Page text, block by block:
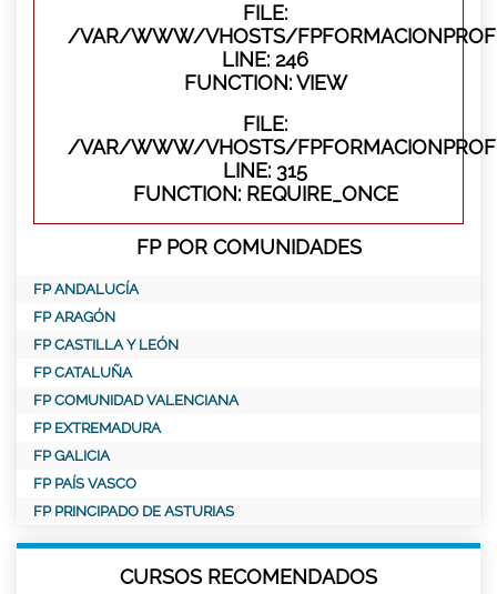
FILE:
/VAR/WWW/VHOSTS/
LINE: 246
FUNCTION: VIEW
FILE:
/VAR/WWW/VHOSTS/
LINE: 315
FUNCTION: REQUIRE_ONCE
FP POR COMUNIDADES
FP ANDALUCÍA
FP ARAGÓN
FP CASTILLA Y LEÓN
FP CATALUÑA
FP COMUNIDAD VALENCIANA
FP EXTREMADURA
FP GALICIA
FP PAÍS VASCO
FP PRINCIPADO DE ASTURIAS
CURSOS RECOMENDADOS